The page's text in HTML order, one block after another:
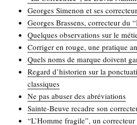
Georges Sime­non et ses
Georges Bras­sens, cor­rec­teur du
Quelques obser­va­tions sur le
Cor­ri­ger en rouge, une pra­tique
Quels noms de marque doivent
Regard d’historien sur la
classiques
Ne pas abu­ser des abréviations
Sainte-Beuve recadre son
“L’Homme fra­gile”, un